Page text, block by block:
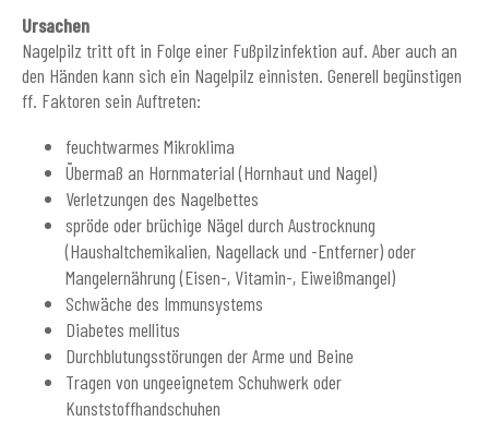
Ursachen
Nagelpilz tritt oft in Folge einer Fußpilzinfektion auf. Aber auch an
den Händen kann sich ein Nagelpilz einnisten. Generell begünstigen
ff. Faktoren sein Auftreten:
feuchtwarmes Mikroklima
Übermaß an Hornmaterial (Hornhaut und Nagel)
Verletzungen des Nagelbettes
spröde oder brüchige Nägel durch Austrocknung
(Haushaltchemikalien, Nagellack und -Entferner) oder
Mangelernährung (Eisen-, Vitamin-, Eiweißmangel)
Schwäche des Immunsystems
Diabetes mellitus
Durchblutungsstörungen der Arme und Beine
Tragen von ungeeignetem Schuhwerk oder
Kunststoffhandschuhen